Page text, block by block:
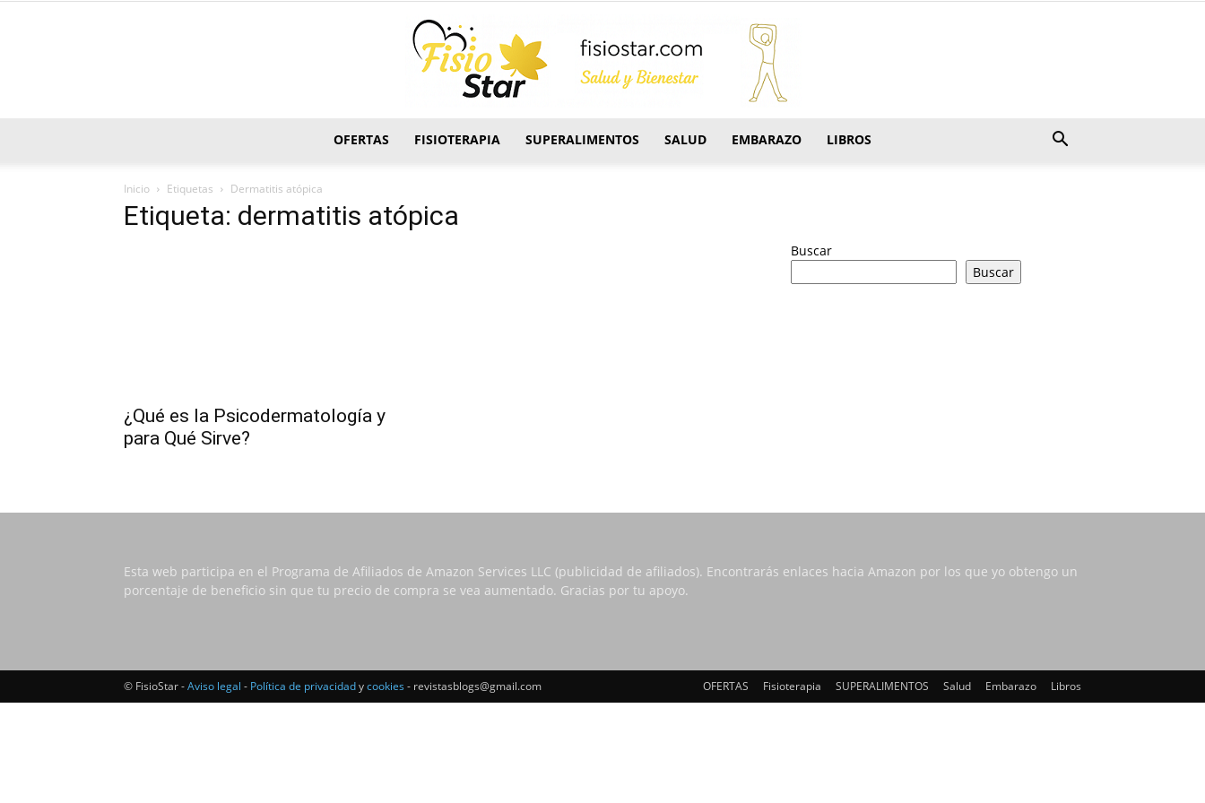
OFERTAS FISIOTERAPIA SUPERALIMENTOS SALUD EMBARAZO LIBROS
Inicio Etiquetas Dermatitis atópica
Etiqueta: dermatitis atópica
¿Qué es la Psicodermatología y
para Qué Sirve?
Buscar
Buscar
Esta web participa en el Programa de Afiliados de Amazon Services LLC (publicidad de afiliados). Encontrarás enlaces hacia Amazon por los que yo obtengo un
porcentaje de beneficio sin que tu precio de compra se vea aumentado. Gracias por tu apoyo.
OFERTAS Fisioterapia SUPERALIMENTOS Salud Embarazo Libros
© FisioStar -Aviso legal - Política de privacidadycookies - revistasblogs@gmail.com